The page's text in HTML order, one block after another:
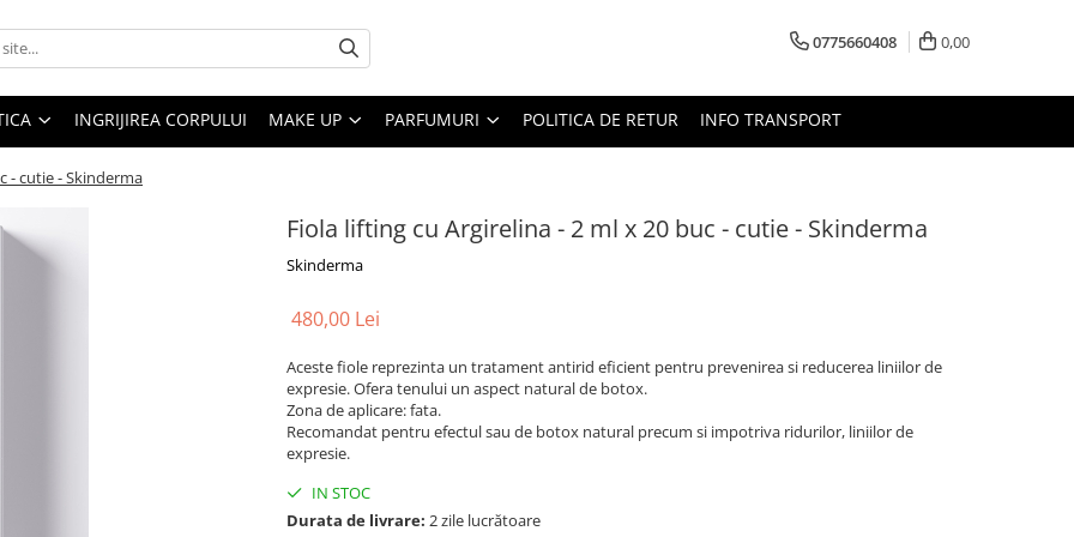
0775660408 0,00
INGRIJIREA CORPULUI MAKE UP PARFUMURI POLITICA DE RETUR INFO TRANSPORT
- cutie - Skinderma
Fiola lifting cu Argirelina - 2 ml x 20 buc - cutie - Skinderma
Skinderma
480,00 Lei
Aceste fiole reprezinta un tratament antirid eficient pentru prevenirea si reducerea liniilor de
expresie. Ofera tenului un aspect natural de botox.
Zona de aplicare: fata.
Recomandat pentru efectul sau de botox natural precum si impotriva ridurilor, liniilor de
expresie.
IN STOC
Durata de livrare: 2 zile lucrătoare